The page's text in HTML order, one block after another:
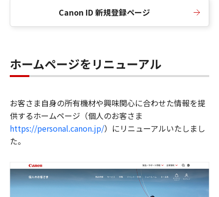
Canon ID 新規登録ページ
ホームページをリニューアル
お客さま自身の所有機材や興味関心に合わせた情報を提
供するホームページ（個人のお客さま
https://personal.canon.jp/）にリニューアルいたしまし
た。